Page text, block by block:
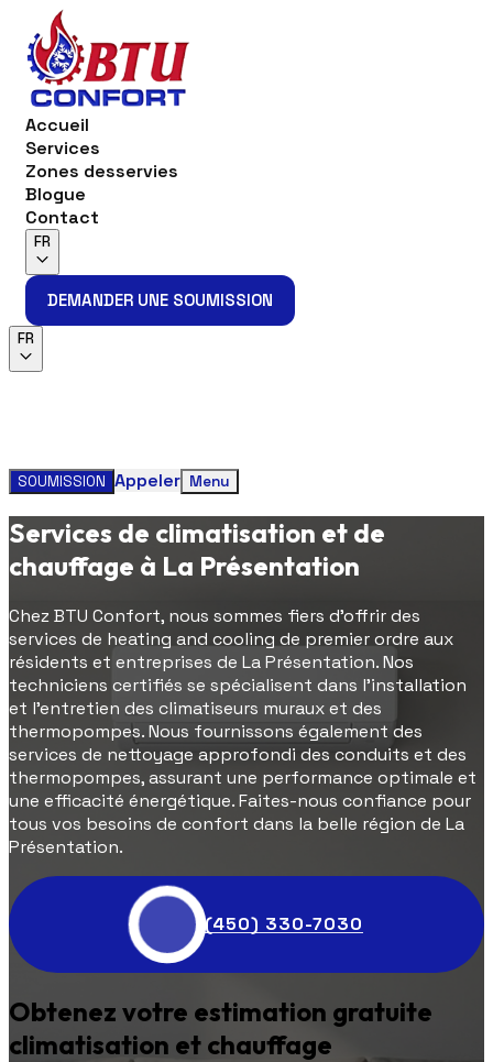
Accueil
Services
Zones desservies
Blogue
Contact
FR
DEMANDER UNE SOUMISSION
FR
SOUMISSION Appeler Menu
Services de climatisation et de
chauffage à La Présentation
Chez BTU Confort, nous sommes fiers d'offrir des
services de heating and cooling de premier ordre aux
résidents et entreprises de La Présentation. Nos
techniciens certifiés se spécialisent dans l'installation
et l'entretien des climatiseurs muraux et des
thermopompes. Nous fournissons également des
services de nettoyage approfondi des conduits et des
thermopompes, assurant une performance optimale et
une efficacité énergétique. Faites-nous confiance pour
tous vos besoins de confort dans la belle région de La
Présentation.
(450) 330-7030
Obtenez votre estimation gratuite
climatisation et chauffage